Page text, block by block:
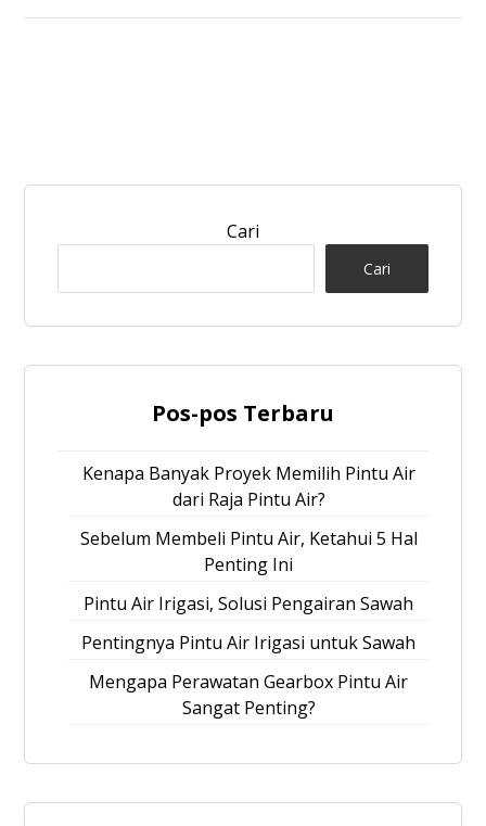
Cari
Cari
Pos-pos Terbaru
Kenapa Banyak Proyek Memilih Pintu Air
dari Raja Pintu Air?
Sebelum Membeli Pintu Air, Ketahui 5 Hal
Penting Ini
Pintu Air Irigasi, Solusi Pengairan Sawah
Pentingnya Pintu Air Irigasi untuk Sawah
Mengapa Perawatan Gearbox Pintu Air
Sangat Penting?